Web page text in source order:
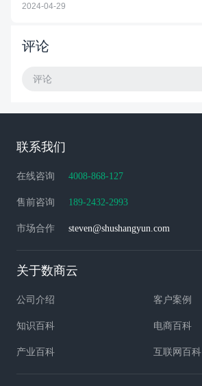
2024-04-29
评论
评论
联系我们
在线咨询 4008-868-127
售前咨询 189-2432-2993
市场合作 steven@shushangyun.com
关于数商云
公司介绍 客户案例
知识百科 电商百科
产业百科 互联网百科